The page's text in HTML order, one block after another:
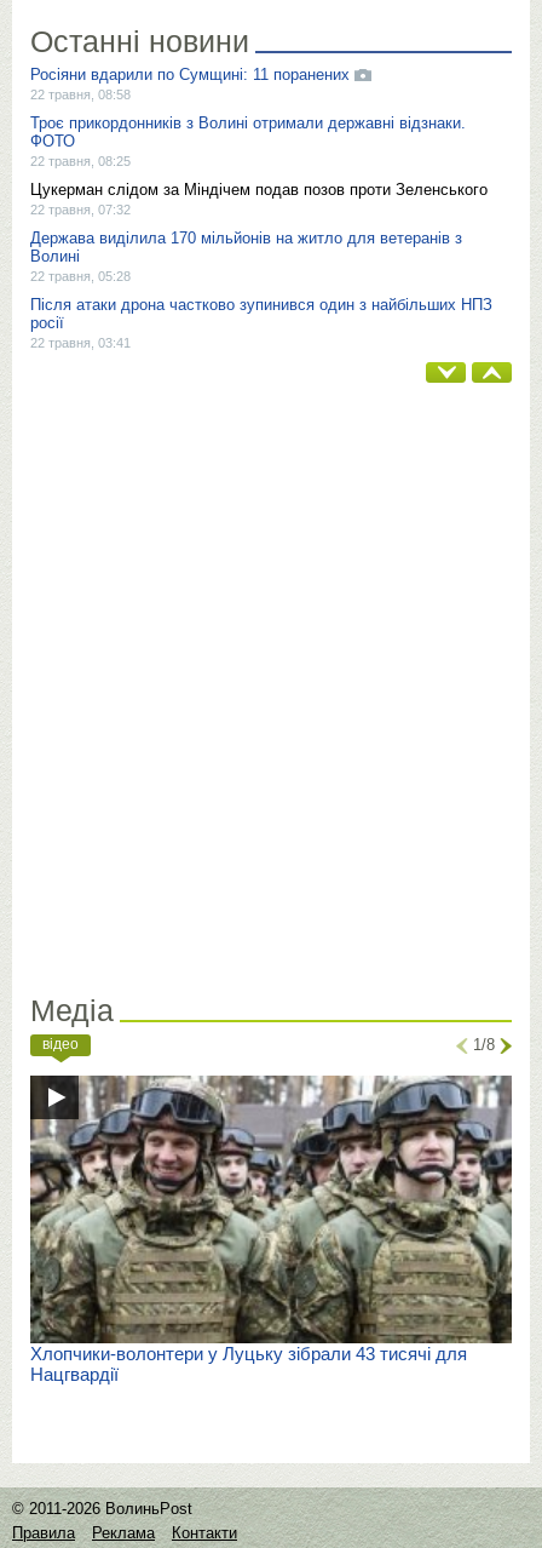
Останні новини
Росіяни вдарили по Сумщині: 11 поранених
22 травня, 08:58
Троє прикордонників з Волині отримали державні відзнаки.
ФОТО
22 травня, 08:25
Цукерман слідом за Міндічем подав позов проти Зеленського
22 травня, 07:32
Держава виділила 170 мільйонів на житло для ветеранів з
Волині
22 травня, 05:28
Після атаки дрона частково зупинився один з найбільших НПЗ
росії
22 травня, 03:41
Медіа
відео 1/8
Хлопчики-волонтери у Луцьку зібрали 43 тисячі для
Нацгвардії
© 2011-2026 ВолиньPost
Правила
Реклама Контакти